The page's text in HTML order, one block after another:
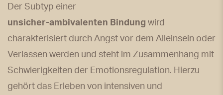
Der Subtyp einer
unsicher-ambivalenten Bindung wird
charakterisiert durch Angst vor dem Alleinsein oder
Verlassen werden und steht im Zusammenhang mit
Schwierigkeiten der Emotionsregulation. Hierzu
gehört das Erleben von intensiven und